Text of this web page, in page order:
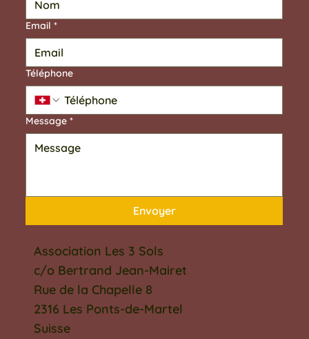
Association Les 3 Sols
c/o Bertrand Jean-Mairet
Rue de la Chapelle 8
2316 Les Ponts-de-Martel
Suisse
Email *
Téléphone
Message *
Envoyer